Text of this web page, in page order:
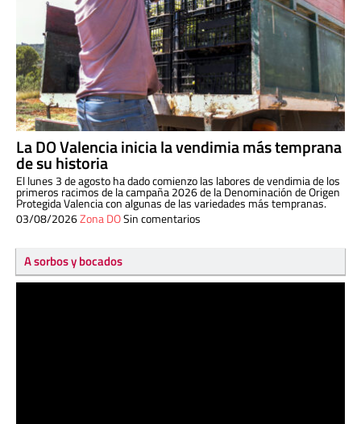
La DO Valencia inicia la vendimia más temprana
de su historia
El lunes 3 de agosto ha dado comienzo las labores de vendimia de los
primeros racimos de la campaña 2026 de la Denominación de Origen
Protegida Valencia con algunas de las variedades más tempranas.
03/08/2026Zona DOSin comentarios
A sorbos y bocados